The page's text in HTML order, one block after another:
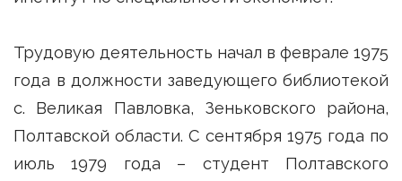
Трудовую деятельность начал в феврале 1975
года в должности заведующего библиотекой
с. Великая Павловка, Зеньковского района,
Полтавской области. С сентября 1975 года по
июль 1979 года – студент Полтавского